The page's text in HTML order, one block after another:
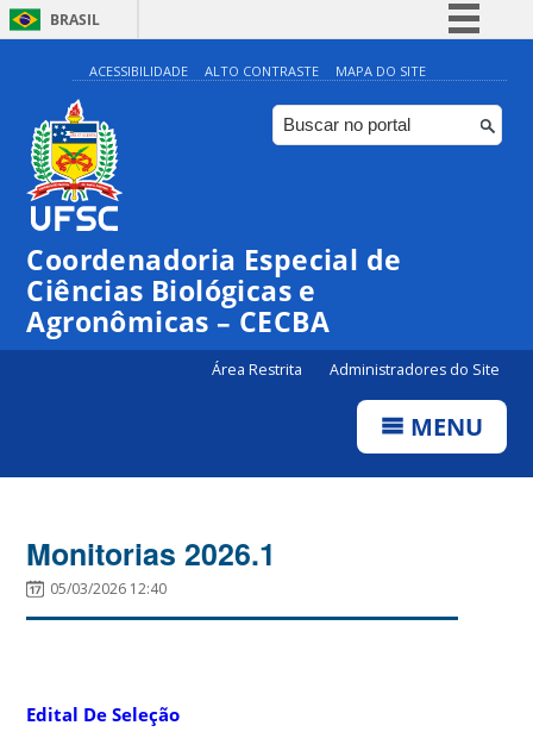
BRASIL
Simplifique!
Comunica BR
Participe
Canais
ACESSIBILIDADE ALTO CONTRASTE MAPA DO SITE
Coordenadoria Especial de
Ciências Biológicas e
Agronômicas – CECBA
Área Restrita Administradores do Site
MENU
Monitorias 2026.1
05/03/2026 12:40
Edital De Seleção